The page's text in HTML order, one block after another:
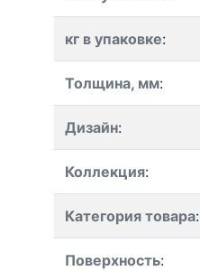
кг в упаковке:
Толщина, мм:
Дизайн:
Коллекция:
Категория товара:
Поверхность: